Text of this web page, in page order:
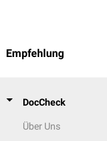
Empfehlung
DocCheck
Über Uns